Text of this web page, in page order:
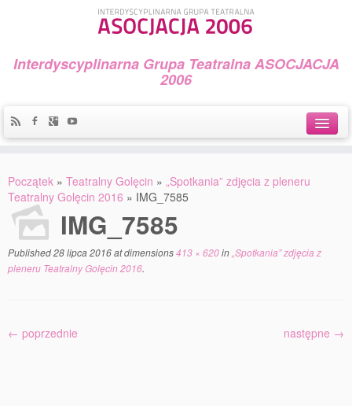
Interdyscyplinarna Grupa Teatralna ASOCJACJA
2006
Widowiska i spektakle
Teatralny Golęcin
Przystań Teatralna
Początek » Teatralny Golęcin » „Spotkania” zdjęcia z pleneru
Teatralny Golęcin 2016 » IMG_7585
IMG_7585
Published28 lipca 2016at dimensions413 × 620in „Spotkania” zdjęcia z
pleneru Teatralny Golęcin 2016.
← poprzednie następne →